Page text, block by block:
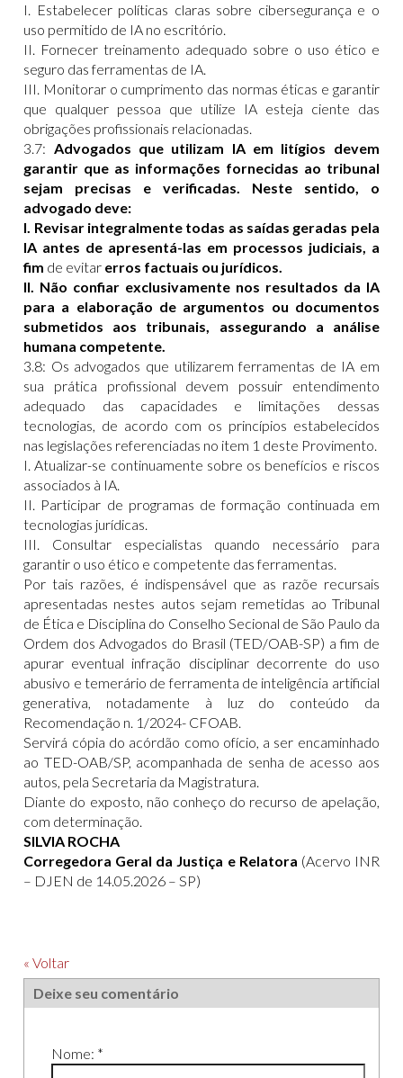
I. Estabelecer políticas claras sobre cibersegurança e o
uso permitido de IA no escritório.
II. Fornecer treinamento adequado sobre o uso ético e
seguro das ferramentas de IA.
III. Monitorar o cumprimento das normas éticas e garantir
que qualquer pessoa que utilize IA esteja ciente das
obrigações profissionais relacionadas.
3.7: Advogados que utilizam IA em litígios devem
garantir que as informações fornecidas ao tribunal
sejam precisas e verificadas. Neste sentido, o
advogado deve:
I. Revisar integralmente todas as saídas geradas pela
IA antes de apresentá-las em processos judiciais, a
fim de evitar erros factuais ou jurídicos.
II. Não confiar exclusivamente nos resultados da IA
para a elaboração de argumentos ou documentos
submetidos aos tribunais, assegurando a análise
humana competente.
3.8: Os advogados que utilizarem ferramentas de IA em
sua prática profissional devem possuir entendimento
adequado das capacidades e limitações dessas
tecnologias, de acordo com os princípios estabelecidos
nas legislações referenciadas no item 1 deste Provimento.
I. Atualizar-se continuamente sobre os benefícios e riscos
associados à IA.
II. Participar de programas de formação continuada em
tecnologias jurídicas.
III. Consultar especialistas quando necessário para
garantir o uso ético e competente das ferramentas.
Por tais razões, é indispensável que as razõe recursais
apresentadas nestes autos sejam remetidas ao Tribunal
de Ética e Disciplina do Conselho Secional de São Paulo da
Ordem dos Advogados do Brasil (TED/OAB-SP) a fim de
apurar eventual infração disciplinar decorrente do uso
abusivo e temerário de ferramenta de inteligência artificial
generativa, notadamente à luz do conteúdo da
Recomendação n. 1/2024- CFOAB.
Servirá cópia do acórdão como ofício, a ser encaminhado
ao TED-OAB/SP, acompanhada de senha de acesso aos
autos, pela Secretaria da Magistratura.
Diante do exposto, não conheço do recurso de apelação,
com determinação.
SILVIA ROCHA
Corregedora Geral da Justiça e Relatora (Acervo INR
– DJEN de 14.05.2026 – SP)
« Voltar
Deixe seu comentário
Nome: *